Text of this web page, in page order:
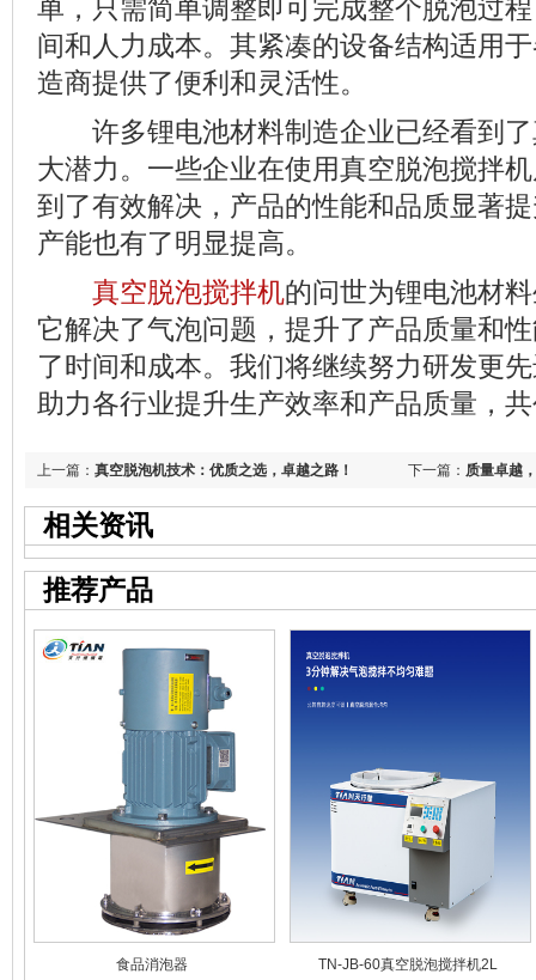
单，只需简单调整即可完成整个脱泡过
间和人力成本。其紧凑的设备结构适用
造商提供了便利和灵活性。
许多锂电池材料制造企业已经看到了
大潜力。一些企业在使用真空脱泡搅拌
到了有效解决，产品的性能和品质显著
产能也有了明显提高。
真空脱泡搅拌机的问世为锂电池材
它解决了气泡问题，提升了产品质量和
了时间和成本。我们将继续努力研发更
助力各行业提升生产效率和产品质量，
下一篇： 质量卓越
上一篇： 真空脱泡机技术：优质之选，卓越之路！
相关资讯
推荐产品
食品消泡器 TN-JB-60真空脱泡搅拌机2L